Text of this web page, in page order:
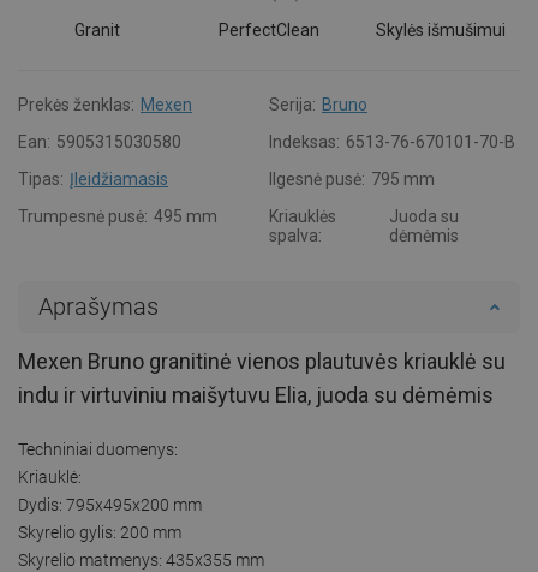
Granit PerfectClean Skylės išmušimui
Prekės ženklas: Mexen Serija: Bruno
Ean: 5905315030580 Indeksas: 6513-76-670101-70-B
Tipas: Įleidžiamasis Ilgesnė pusė: 795 mm
Trumpesnė pusė: 495 mm
Kriauklės
spalva:
Juoda su
dėmėmis
Aprašymas
Mexen Bruno granitinė vienos plautuvės kriauklė su
indu ir virtuviniu maišytuvu Elia, juoda su dėmėmis
Techniniai duomenys:
Kriauklė:
Dydis: 795x495x200 mm
Skyrelio gylis: 200 mm
Skyrelio matmenys: 435x355 mm